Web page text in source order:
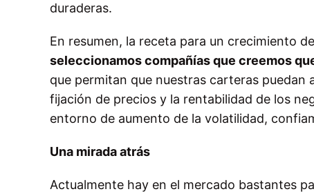
duraderas.
En resumen, la receta para un crecimiento
seleccionamos compañías que creemos
que permitan que nuestras carteras
fijación de precios y la rentabilidad de los
entorno de aumento de la volatilidad,
Una mirada atrás
Actualmente hay en el mercado bastantes